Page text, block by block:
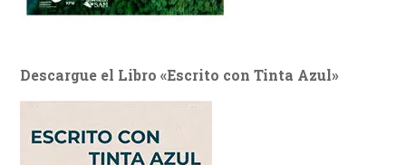
Descargue el Libro «Escrito con Tinta Azul»